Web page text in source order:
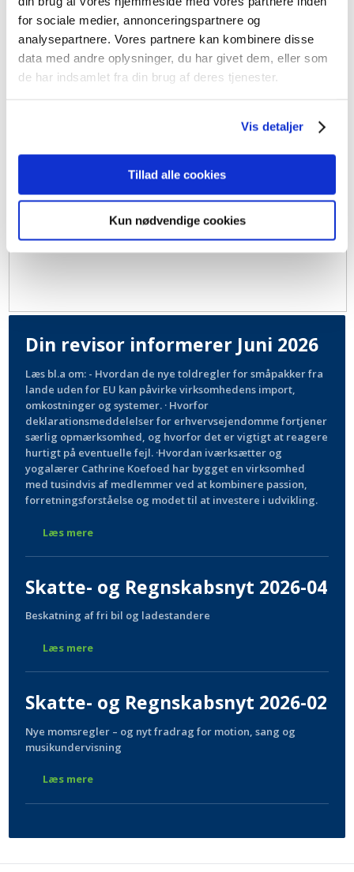
for sociale medier, annonceringspartnere og
analysepartnere. Vores partnere kan kombinere disse
data med andre oplysninger, du har givet dem, eller som
de har indsamlet fra din brug af deres tjenester.
Vis detaljer
Tillad alle cookies
Kun nødvendige cookies
Din revisor informerer Juni 2026
Læs bl.a om: - Hvordan de nye toldregler for småpakker fra
lande uden for EU kan påvirke virksomhedens import,
omkostninger og systemer. · Hvorfor
deklarationsmeddelelser for erhvervsejendomme fortjener
særlig opmærksomhed, og hvorfor det er vigtigt at reagere
hurtigt på eventuelle fejl. ·Hvordan iværksætter og
yogalærer Cathrine Koefoed har bygget en virksomhed
med tusindvis af medlemmer ved at kombinere passion,
forretningsforståelse og modet til at investere i udvikling.
Læs mere
Skatte- og Regnskabsnyt 2026-04
Beskatning af fri bil og ladestandere
Læs mere
Skatte- og Regnskabsnyt 2026-02
Nye momsregler – og nyt fradrag for motion, sang og
musikundervisning
Læs mere